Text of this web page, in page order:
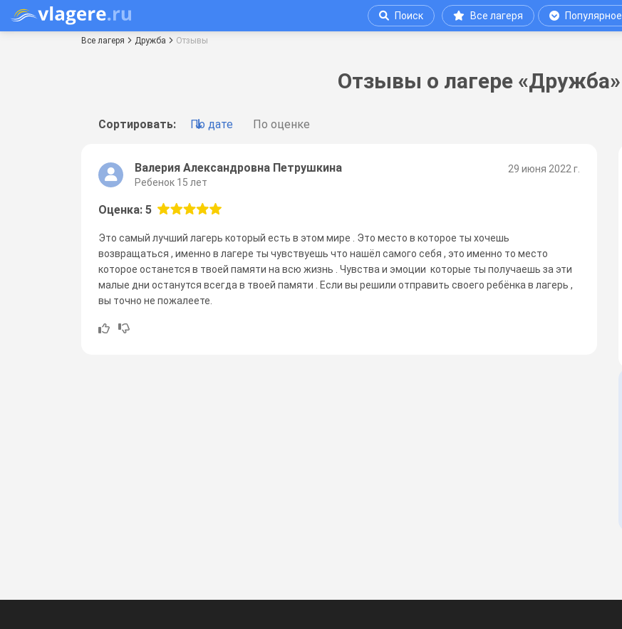
Поиск Все лагеря Популярное
Все лагеря Дружба Отзывы
Отзывы о лагере «Дружба»
Сортировать: По дате По оценке
29 июня 2022 г.
Валерия Александровна Петрушкина
Ребенок 15 лет
Оценка: 5
Это самый лучший лагерь который есть в этом мире . Это место в которое ты хочешь
возвращаться , именно в лагере ты чувствуешь что нашёл самого себя , это именно то место
которое останется в твоей памяти на всю жизнь . Чувства и эмоции которые ты получаешь за эти
малые дни останутся всегда в твоей памяти . Если вы решили отправить своего ребёнка в лагерь ,
вы точно не пожалеете.